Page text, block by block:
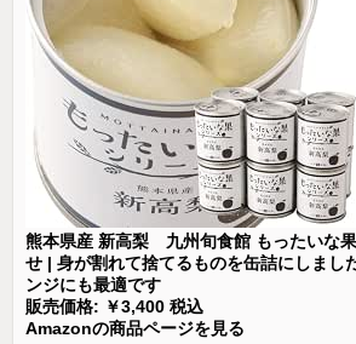
熊本県産 新高梨 九州旬食館 もったいな
せ | 身が割れて捨てるものを缶詰にしまし
ンジにも最適です
販売価格: ￥3,400 税込
Amazonの商品ページを見る